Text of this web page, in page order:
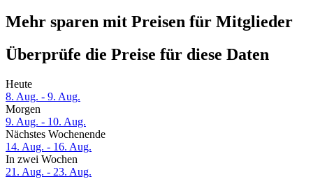
Mehr sparen mit Preisen für Mitglieder
Überprüfe die Preise für diese Daten
Heute
8. Aug. - 9. Aug.
Morgen
9. Aug. - 10. Aug.
Nächstes Wochenende
14. Aug. - 16. Aug.
In zwei Wochen
21. Aug. - 23. Aug.